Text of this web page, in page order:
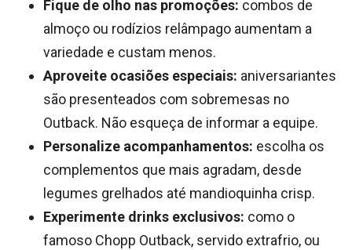
Fique de olho nas promoções: combos de
almoço ou rodízios relâmpago aumentam a
variedade e custam menos.
Aproveite ocasiões especiais: aniversariantes
são presenteados com sobremesas no
Outback. Não esqueça de informar a equipe.
Personalize acompanhamentos: escolha os
complementos que mais agradam, desde
legumes grelhados até mandioquinha crisp.
Experimente drinks exclusivos: como o
famoso Chopp Outback, servido extrafrio, ou